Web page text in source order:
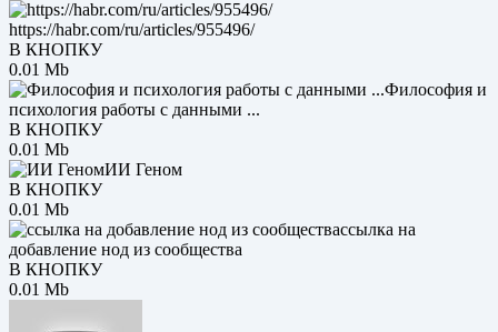
https://habr.com/ru/articles/955496/
В КНОПКУ
0.01 Mb
Философия и
психология работы с данными ...
В КНОПКУ
0.01 Mb
ИИ Геном
В КНОПКУ
0.01 Mb
ссылка на
добавление нод из сообщества
В КНОПКУ
0.01 Mb